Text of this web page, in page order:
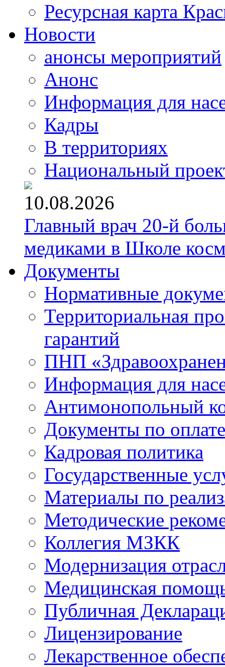
Ресурсная карта
Новости
анонсы мероприятий
Анонс
Информация для
Кадры
В территориях
Национальный
10.08.2026
Главный врач 20-й
медиками в Школе
Документы
Нормативные
Территориальная
гарантий
ПНП
Информация для
Антимонопольный
Документы по
Кадровая политика
Государственные
Материалы по
Методические
Коллегия МЗКК
Модернизация
Медицинская
Публичная
Лицензирование
Лекарственное